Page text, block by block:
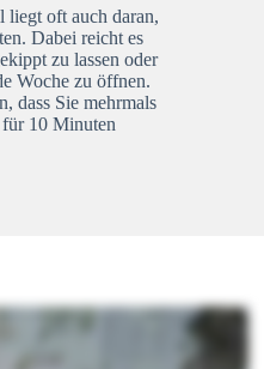
liegt oft auch daran,
Dabei reicht es
zu lassen oder
Woche zu öffnen.
dass Sie mehrmals
10 Minuten